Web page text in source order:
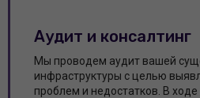
Аудит и консалтинг
Мы проводем аудит вашей
инфраструктуры с целью
проблем и недостатков. В